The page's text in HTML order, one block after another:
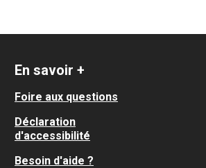
En savoir +
Foire aux questions
Déclaration
d'accessibilité
Besoin d'aide ?